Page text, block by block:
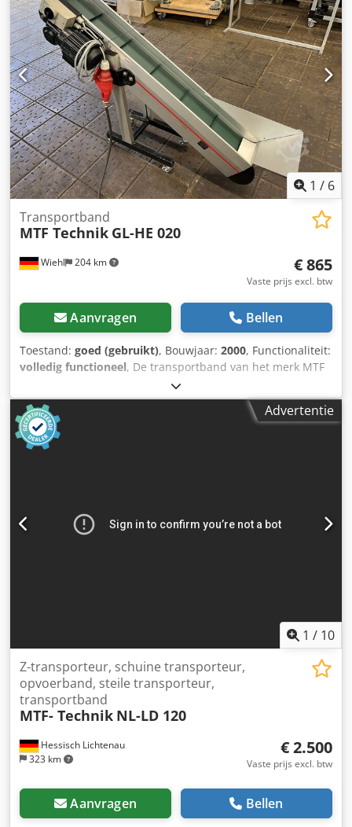
1 / 6
Wiehl 204 km
Transportband
MTF Technik GL-HE 020
€ 865
Vaste prijs excl. btw
Aanvragen Bellen
Toestand: goed (gebruikt), Bouwjaar: 2000, Functionaliteit:
volledig functioneel, De transportband van het merk MTF
is te koop: Lengte: 1300 mm Totale breedte: 260 mm plus
motor 150 mm Effectieve breedte: 160 mm Dwarslatten: 14
stuks, 20 mm hoog Dkjdpfx Asy Ugqfsifjr Bandsnelheid
vast: 6 m/min Leitplaat: 70 mm hoog Verplaatsbaar (op
wielen) Afgiftehoogte: max. 1010 mm Kleine trechter
Advertentie
1 / 10
Hessisch Lichtenau
323 km
Z-transporteur, schuine transporteur,
opvoerband, steile transporteur,
transportband
MTF- Technik NL-LD 120
€ 2.500
Vaste prijs excl. btw
Aanvragen Bellen